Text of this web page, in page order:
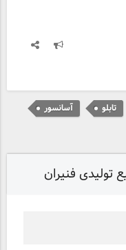
تابلو
آسانسور
فنیران